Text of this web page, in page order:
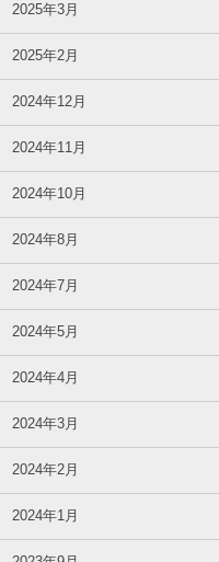
2025年3月
2025年2月
2024年12月
2024年11月
2024年10月
2024年8月
2024年7月
2024年5月
2024年4月
2024年3月
2024年2月
2024年1月